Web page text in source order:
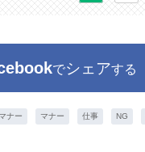
でシェアする
ナー マナー 仕事 NG